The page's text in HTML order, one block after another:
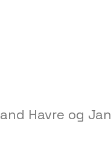
Havre og Jan